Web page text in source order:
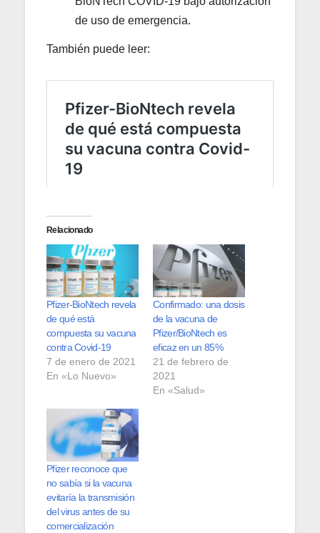
de uso de emergencia.
También puede leer:
Relacionado
Pfizer-BioNtech revela
de qué está
compuesta su vacuna
contra Covid-19
7 de enero de 2021
En «Lo Nuevo»
Confirmado: una dosis
de la vacuna de
Pfizer/BioNtech es
eficaz en un 85%
21 de febrero de
2021
En «Salud»
Pfizer reconoce que
no sabía si la vacuna
evitaría la transmisión
del virus antes de su
comercialización